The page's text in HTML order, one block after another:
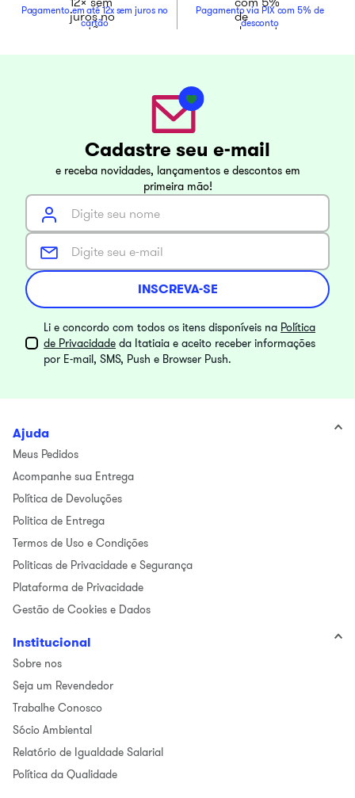
Pagamento em até 12x sem juros no
cartão
Pagamento via PIX com 5% de
desconto
Cadastre seu e-mail
e receba novidades, lançamentos e descontos em
primeira mão!
INSCREVA-SE
Li e concordo com todos os itens disponíveis na Política
de Privacidade da Itatiaia e aceito receber informações
por E-mail, SMS, Push e Browser Push.
Ajuda
Meus Pedidos
Acompanhe sua Entrega
Política de Devoluções
Politica de Entrega
Termos de Uso e Condições
Politicas de Privacidade e Segurança
Plataforma de Privacidade
Gestão de Cookies e Dados
Institucional
Sobre nos
Seja um Revendedor
Trabalhe Conosco
Sócio Ambiental
Relatório de Igualdade Salarial
Política da Qualidade